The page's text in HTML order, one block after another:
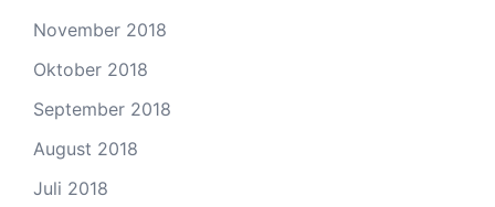
November 2018
Oktober 2018
September 2018
August 2018
Juli 2018